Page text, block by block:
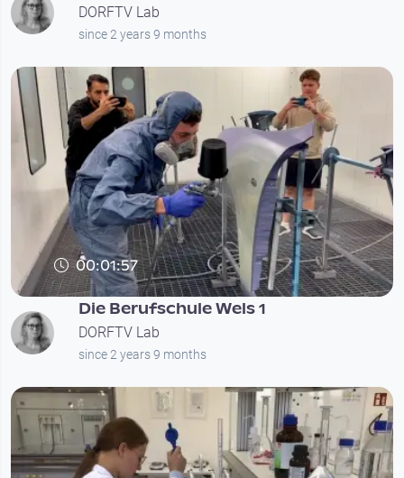
DORFTV Lab
since 2 years 9 months
00:01:57
Die Berufschule Wels 1
DORFTV Lab
since 2 years 9 months